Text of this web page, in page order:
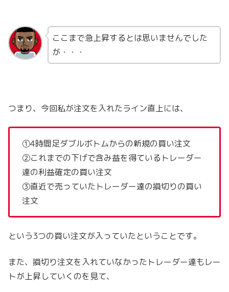
ここまで急上昇するとは思いませんでした
が・・・
つまり、今回私が注文を入れたライン直上には、
①4時間足ダブルボトムからの新規の買い注文
②これまでの下げで含み益を得ているトレーダー
達の利益確定の買い注文
③直近で売っていたトレーダー達の損切りの買い
注文
という3つの買い注文が入っていたということです。
また、損切り注文を入れていなかったトレーダー達もレー
トが上昇していくのを見て、